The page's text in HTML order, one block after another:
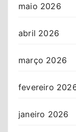
maio 2026
abril 2026
março 2026
fevereiro
janeiro 2026